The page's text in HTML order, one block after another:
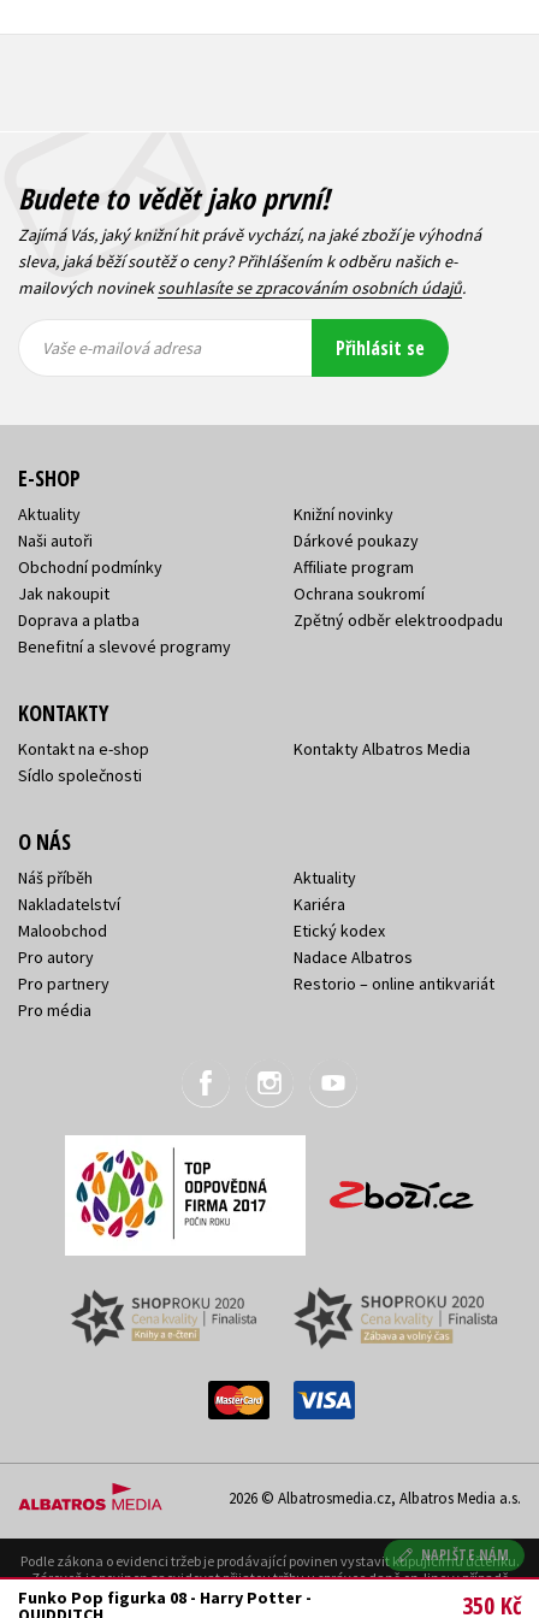
Funko Pop figurka 08 - Harry Potter - 350 Kč
NAPIŠTE NÁM
Budete to vědět jako první!
Zajímá Vás, jaký knižní hit právě vychází, na jaké zboží je výhodná
sleva, jaká běží soutěž o ceny? Přihlášením k odběru našich e-
mailových novineksouhlasíte se zpracováním osobních údajů.
mailová
mailová
Vaše e-mailová adresa Přihlásit se
E-SHOP
Aktuality
Naši autoři
Obchodní podmínky
Jak nakoupit
Doprava a platba
Benefitní a slevové programy
Knižní novinky
Dárkové poukazy
Affiliate program
Ochrana soukromí
Zpětný odběr elektroodpadu
KONTAKTY
Kontakt na e-shop
Sídlo společnosti
Kontakty Albatros Media
O NÁS
Náš příběh
Nakladatelství
Maloobchod
Pro autory
Pro partnery
Pro média
Aktuality
Kariéra
Etický kodex
Nadace Albatros
Restorio – online antikvariát
2026 © Albatrosmedia.cz, Albatros Media a.s.
Podle zákona o evidenci tržeb je prodávající povinen vystavit kupujícímu účtenku.
Zároveň je povinen zaevidovat přijatou tržbu u správce daně on-line; v případě
technického výpadku pak nejpozději do 48 hodin. Uvedené se týká pouze případů
podléhajících EET.